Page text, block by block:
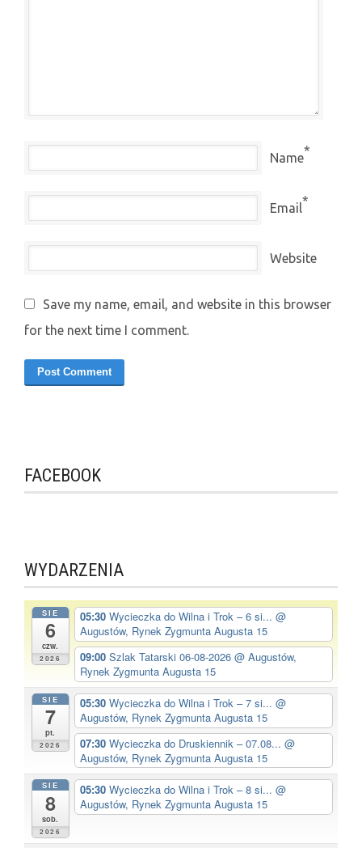
Name*
Email*
Website
Save my name, email, and website in this browser
for the next time I comment.
FACEBOOK
WYDARZENIA
SIE
6
czw.
2026
05:30 Wycieczka do Wilna i Trok – 6 si... @
Augustów, Rynek Zygmunta Augusta 15
09:00 Szlak Tatarski 06-08-2026 @ Augustów,
Rynek Zygmunta Augusta 15
SIE
7
pt.
2026
05:30 Wycieczka do Wilna i Trok – 7 si... @
Augustów, Rynek Zygmunta Augusta 15
07:30 Wycieczka do Druskiennik – 07.08... @
Augustów, Rynek Zygmunta Augusta 15
SIE
8
sob.
2026
05:30 Wycieczka do Wilna i Trok – 8 si... @
Augustów, Rynek Zygmunta Augusta 15